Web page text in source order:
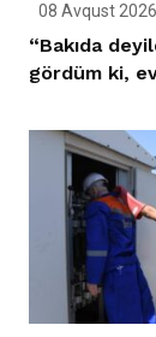
08 Avqust
“Bakıda
gördüm ki,